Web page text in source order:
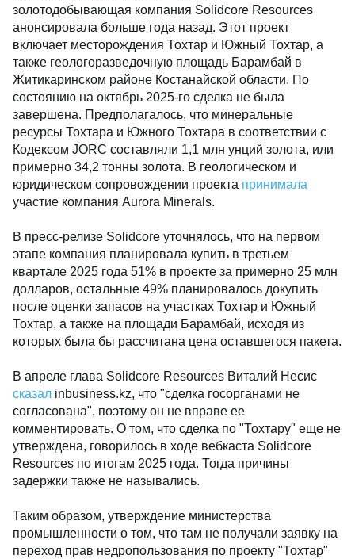
золотодобывающая компания Solidcore Resources
анонсировала больше года назад. Этот проект
включает месторождения Тохтар и Южный Тохтар, а
также геологоразведочную площадь Барамбай в
Житикаринском районе Костанайской области. По
состоянию на октябрь 2025-го сделка не была
завершена. Предполагалось, что минеральные
ресурсы Тохтара и Южного Тохтара в соответствии с
Кодексом JORC составляли 1,1 млн унций золота, или
примерно 34,2 тонны золота. В геологическом и
юридическом сопровождении проекта принимала
участие компания Aurora Minerals.
В пресс-релизе Solidcore уточнялось, что на первом
этапе компания планировала купить в третьем
квартале 2025 года 51% в проекте за примерно 25 млн
долларов, остальные 49% планировалось докупить
после оценки запасов на участках Тохтар и Южный
Тохтар, а также на площади Барамбай, исходя из
которых была бы рассчитана цена оставшегося пакета.
В апреле глава Solidcore Resources Виталий Несис
сказал inbusiness.kz, что "сделка госорганами не
согласована", поэтому он не вправе ее
комментировать. О том, что сделка по "Тохтару" еще не
утверждена, говорилось в ходе вебкаста Solidcore
Resources по итогам 2025 года. Тогда причины
задержки также не назывались.
Таким образом, утверждение министерства
промышленности о том, что там не получали заявку на
переход прав недропользования по проекту "Тохтар"